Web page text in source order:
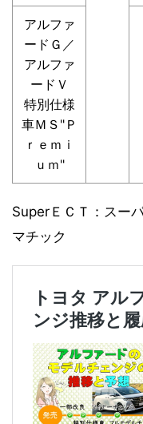
アルファ
ードＧ／
アルファ
ードＶ
特別仕様
車ＭＳ"Ｐ
ｒｅｍｉ
ｕｍ"
SuperＥＣＴ：スー
マチック